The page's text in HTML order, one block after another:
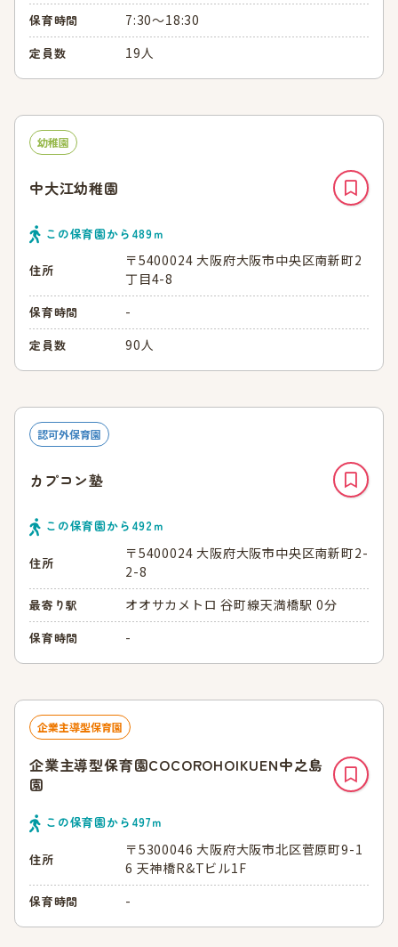
保育時間 7:30～18:30
定員数 19人
幼稚園
中大江幼稚園
この保育園から 489ｍ
住所
〒5400024 大阪府大阪市中央区南新町2
丁目4-8
保育時間 -
定員数 90人
認可外保育園
カプコン塾
この保育園から 492ｍ
住所
〒5400024 大阪府大阪市中央区南新町2-
2-8
最寄り駅 オオサカメトロ 谷町線天満橋駅 0分
保育時間 -
企業主導型保育園
企業主導型保育園COCOROHOIKUEN中之島
園
この保育園から 497ｍ
住所
〒5300046 大阪府大阪市北区菅原町9-1
6 天神橋R&Tビル1F
保育時間 -